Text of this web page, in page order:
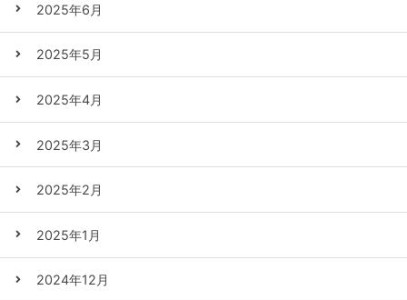
2025年6月
2025年5月
2025年4月
2025年3月
2025年2月
2025年1月
2024年12月